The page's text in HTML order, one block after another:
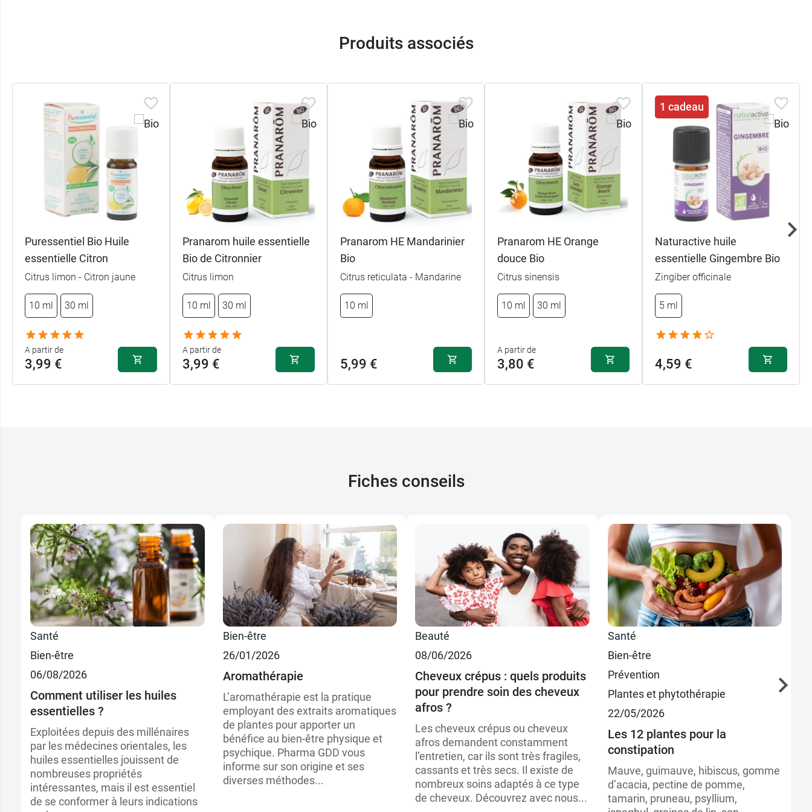
Ce laboratoire propose un large choix d'huiles essentielles, par exemple celle de Verveine citronnée (
Produits associés
Puressentiel Bio Huile
essentielle Citron
Citrus limon - Citron jaune
10 ml 30 ml
A partir de
3,99 €
10 ml 3,99 €
30 ml
Pranarom huile essentielle
Bio de Citronnier
Citrus limon
10 ml 30 ml
A partir de
3,99 €
10 ml 3,99 €
8,69 €
Pranarom HE Mandarinier
Bio
Citrus reticulata - Mandarine
10 ml
5,99 €
Pranarom HE Orange
douce Bio
Citrus sinensis
10 ml 30 ml
A partir de
3,80 €
10 ml 3,80 €
1 cadeau
Naturactive huile
essentielle Gingembre Bio
Zingiber officinale
5 ml
4,59 €
Fiches conseils
Santé
Bien-être
06/08/2026
Comment utiliser les huiles
essentielles ?
Exploitées depuis des millénaires
par les médecines orientales, les
huiles essentielles jouissent de
nombreuses propriétés
intéressantes, mais il est essentiel
de se conformer à leurs indications
Bien-être
26/01/2026
Aromathérapie
L’aromathérapie est la pratique
employant des extraits aromatiques
de plantes pour apporter un
bénéfice au bien-être physique et
psychique. Pharma GDD vous
informe sur son origine et ses
diverses méthodes...
Beauté
08/06/2026
Cheveux crépus : quels produits
pour prendre soin des cheveux
afros ?
Les cheveux crépus ou cheveux
afros demandent constamment
l’entretien, car ils sont très fragiles,
cassants et très secs. Il existe de
nombreux soins adaptés à ce type
de cheveux. Découvrez avec nous...
Santé
Bien-être
Prévention
Plantes et phytothérapie
22/05/2026
Les 12 plantes pour la
constipation
Mauve, guimauve, hibiscus, gomme
d’acacia, pectine de pomme,
tamarin, pruneau, psyllium,